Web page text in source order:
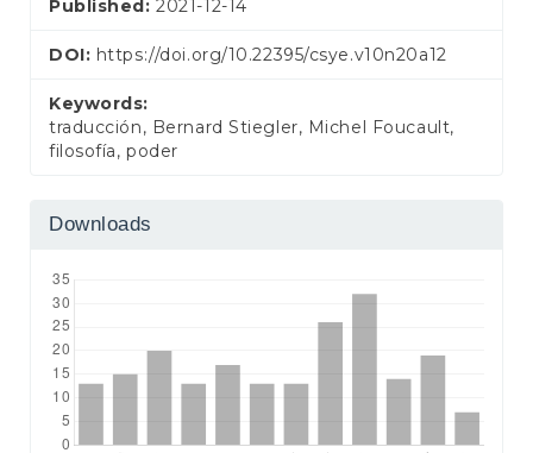
Published:2021-12-14
DOI: https://doi.org/10.22395/csye.v10n20a12
Keywords:
traducción, Bernard Stiegler, Michel Foucault,
filosofía, poder
Downloads